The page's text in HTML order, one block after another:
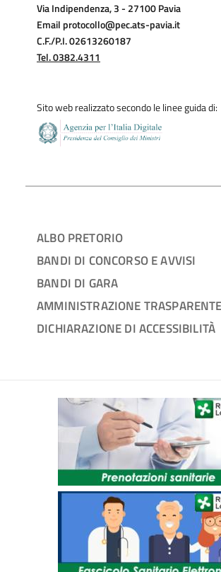
Via Indipendenza, 3 - 27100 Pavia
Email protocollo@pec.ats-pavia.it
C.F./P.I. 02613260187
Tel. 0382.4311
Sito web realizzato secondo le linee guida di:
ALBO PRETORIO
BANDI DI CONCORSO E AVVISI
BANDI DI GARA
AMMINISTRAZIONE TRASPARENTE
DICHIARAZIONE DI ACCESSIBILITÀ